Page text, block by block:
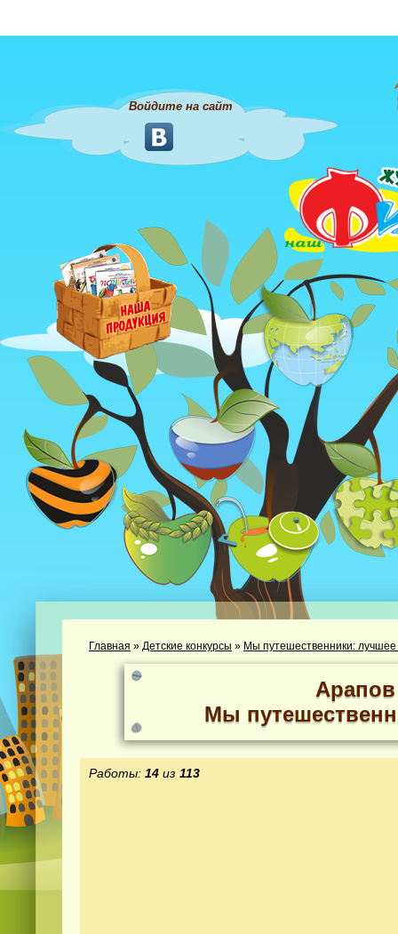
Войдите на сайт
Главная » Детские конкурсы » Мы путешественники:
Мы
Работы: 14 из 113